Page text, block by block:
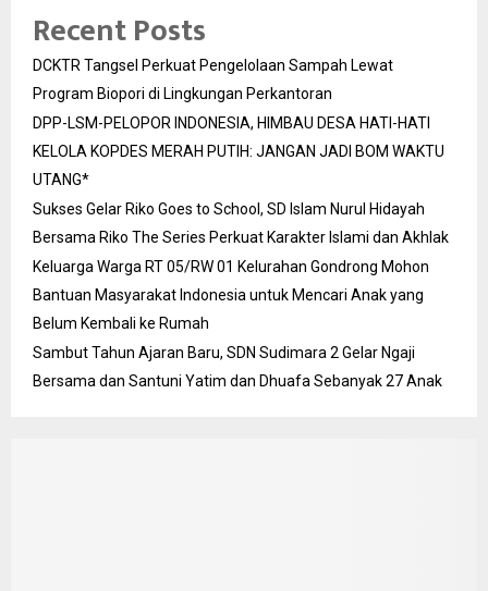
Recent Posts
DCKTR Tangsel Perkuat Pengelolaan Sampah Lewat
Program Biopori di Lingkungan Perkantoran
DPP-LSM-PELOPOR INDONESIA, HIMBAU DESA HATI-HATI
KELOLA KOPDES MERAH PUTIH: JANGAN JADI BOM WAKTU
UTANG*
Sukses Gelar Riko Goes to School, SD Islam Nurul Hidayah
Bersama Riko The Series Perkuat Karakter Islami dan Akhlak
Keluarga Warga RT 05/RW 01 Kelurahan Gondrong Mohon
Bantuan Masyarakat Indonesia untuk Mencari Anak yang
Belum Kembali ke Rumah
Sambut Tahun Ajaran Baru, SDN Sudimara 2 Gelar Ngaji
Bersama dan Santuni Yatim dan Dhuafa Sebanyak 27 Anak